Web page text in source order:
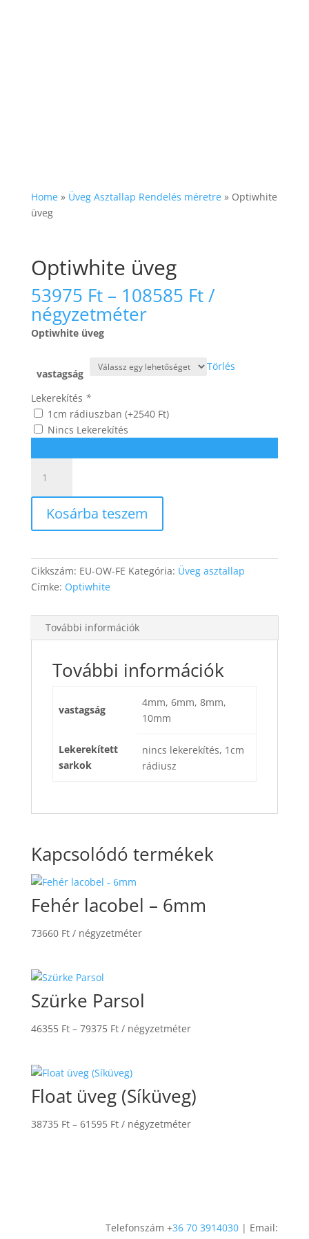
Home» Üveg Asztallap Rendelés méretre» Optiwhite
üveg
Optiwhite üveg
53975 Ft – 108585 Ft
53975 Ft
/
négyzetméter
Optiwhite üveg
vastagság
Törlés
Lekerekítés *
1cm rádiuszban (+2540 Ft)
Nincs Lekerekítés
üveg
mennyiség
Kosárba teszem
Cikkszám: EU-OW-FE Kategória: Üveg asztallap
Címke: Optiwhite
További információk
További információk
vastagság
4mm, 6mm, 8mm,
10mm
Lekerekített
sarkok
nincs lekerekítés, 1cm
rádiusz
Kapcsolódó termékek
Fehér lacobel – 6mm
73660 Ft/ négyzetméter
Szürke Parsol
46355 Ft – 79375 FtÁrtartomány:
79375 Ft
/ négyzetméter
Float üveg (Síküveg)
38735 Ft – 61595 FtÁrtartomány:
/ négyzetméter
Telefonszám +36 70 3914030 | Email: